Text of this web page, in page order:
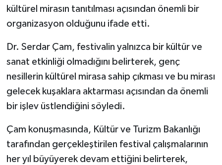
kültürel mirasın tanıtılması açısından önemli bir
organizasyon olduğunu ifade etti.
Dr. Serdar Çam, festivalin yalnızca bir kültür ve
sanat etkinliği olmadığını belirterek, genç
nesillerin kültürel mirasa sahip çıkması ve bu mirası
gelecek kuşaklara aktarması açısından da önemli
bir işlev üstlendiğini söyledi.
Çam konuşmasında, Kültür ve Turizm Bakanlığı
tarafından gerçekleştirilen festival çalışmalarının
her yıl büyüyerek devam ettiğini belirterek,